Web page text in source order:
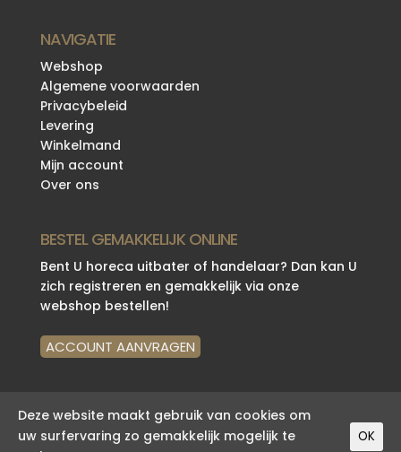
NAVIGATIE
Webshop
Algemene voorwaarden
Privacybeleid
Levering
Winkelmand
Mijn account
Over ons
BESTEL GEMAKKELIJK ONLINE
Bent U horeca uitbater of handelaar? Dan kan U
zich registreren en gemakkelijk via onze
webshop bestellen!
ACCOUNT AANVRAGEN
Deze website maakt gebruik van cookies om
uw surfervaring zo gemakkelijk mogelijk te
OK